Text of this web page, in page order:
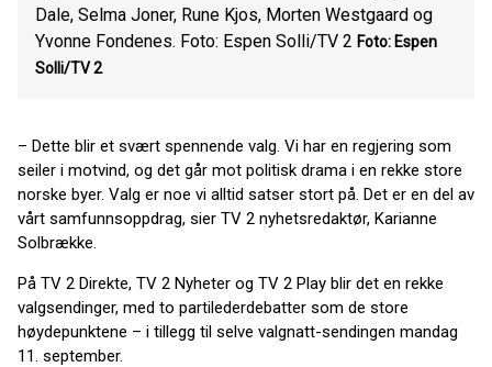
Dale, Selma Joner, Rune Kjos, Morten Westgaard og
Yvonne Fondenes. Foto: Espen Solli/TV 2 Foto: Espen
Solli/TV 2
– Dette blir et svært spennende valg. Vi har en regjering som
seiler i motvind, og det går mot politisk drama i en rekke store
norske byer. Valg er noe vi alltid satser stort på. Det er en del av
vårt samfunnsoppdrag, sier TV 2 nyhetsredaktør, Karianne
Solbrække.
På TV 2 Direkte, TV 2 Nyheter og TV 2 Play blir det en rekke
valgsendinger, med to partilederdebatter som de store
høydepunktene – i tillegg til selve valgnatt-sendingen mandag
11. september.